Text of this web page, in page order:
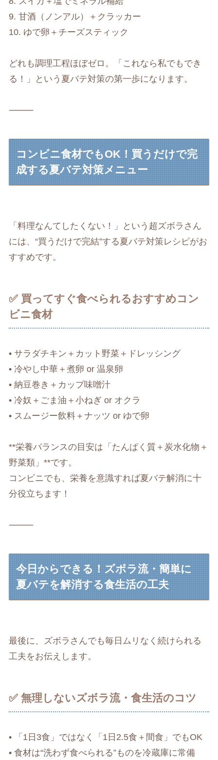
9. 甘酒（ノンアル）＋クラッカー
10. ゆで卵＋チーズスティック
どれも調理工程ほぼゼロ。「これなら私でもでき
る！」という夏バテ対策の第一歩になります。
⸻
コンビニ食材でもOK！買うだけで完
成する夏バテ対策メニュー
「料理なんてしたくない！」という超ズボラさん
には、“買うだけで完結”する夏バテ対策レシピがお
すすめです。
✅ 買ってすぐ食べられるおすすめコン
ビニ食材
• サラダチキン＋カット野菜＋ドレッシング
• 冷やし中華＋煮卵 or 温泉卵
• 納豆巻き＋カップ味噌汁
• 冷奴＋ごま油＋小ねぎ or オクラ
• スムージー飲料＋ナッツ or ゆで卵
**栄養バランスの目安は「たんぱく質＋炭水化物＋
野菜類」**です。
コンビニでも、栄養を意識すれば夏バテ解消に十
分役立ちます！
⸻
今日からできる！ズボラ流・簡単に
夏バテを解消する食生活の工夫
最後に、ズボラさんでも毎日ムリなく続けられる
工夫をお伝えします。
✅ 無理しないズボラ流・食生活のコツ
• 「1日3食」ではなく「1日2.5食＋間食」でもOK
• 食材は“洗わず食べられる”ものを冷蔵庫に常備